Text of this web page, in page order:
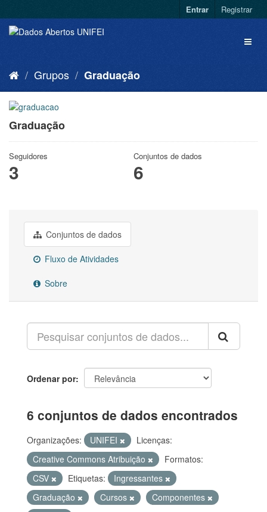
Entrar Registrar
Grupos Graduação
Graduação
Seguidores
3
Conjuntos de dados
6
Conjuntos de dados
Fluxo de Atividades
Sobre
Ordenar por
6 conjuntos de dados encontrados
Organizações: UNIFEI
Licenças:
Creative Commons Atribuição
Formatos:
CSV
Etiquetas:
Ingressantes
Graduação
Cursos
Componentes